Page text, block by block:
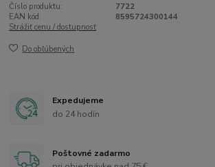
Číslo produktu:
7722
EAN kód:
8595724300144
Strážiť cenu / dostupnosť
Do obľúbených
Expedujeme
do 24 hodín
Poštovné zadarmo